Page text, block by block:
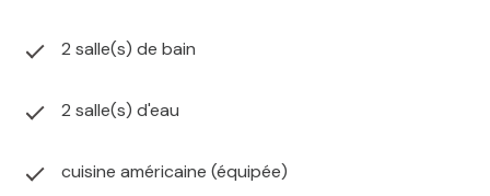
2 salle(s) de bain
2 salle(s) d'eau
cuisine américaine (équipée)